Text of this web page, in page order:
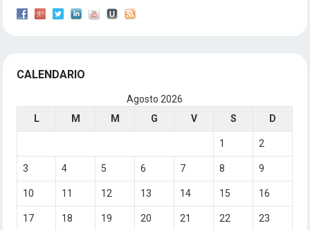
CALENDARIO
Agosto 2026
L
M M G V S D
1 2
3 4 5 6 7 8 9
10 11 12 13 14 15 16
17 18 19 20 21 22 23